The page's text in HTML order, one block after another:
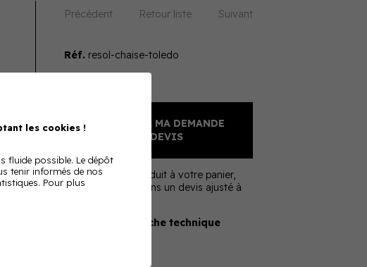
Précédent Retour liste Suivant
Réf.resol-chaise-toledo
AJOUTER À MA DEMANDE
DE DEVIS
En ajoutant ce produit à votre panier,
nous vous enverrons un devis ajusté à
Télécharger la fiche technique
les cookies !
fluide possible. Le dépôt
tenir informés de nos
Pour plus